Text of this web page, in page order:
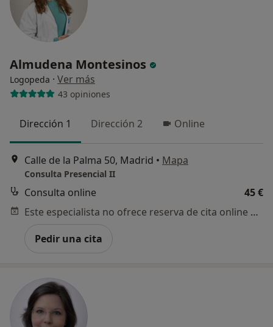
Almudena Montesinos
Logopeda · Ver más
43 opiniones
Dirección 1 Dirección 2 Online
Calle de la Palma 50, Madrid • Mapa
Consulta Presencial II
Consulta online
45 €
Este especialista no ofrece reserva de cita online en esta dirección.
Pedir una cita